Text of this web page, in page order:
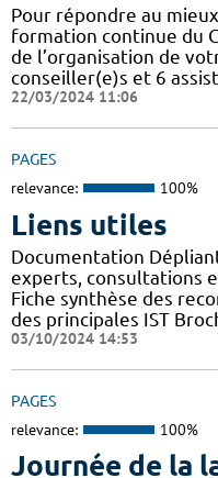
Pour répondre au
formation continue du
de l’organisation de
conseiller(e)s et 6
22/03/2024 11:06
PAGES
relevance: 100%
Liens utiles
Documentation
experts, consultations
Fiche synthèse des
des principales IST
03/10/2024 14:53
PAGES
relevance: 100%
Journée de la